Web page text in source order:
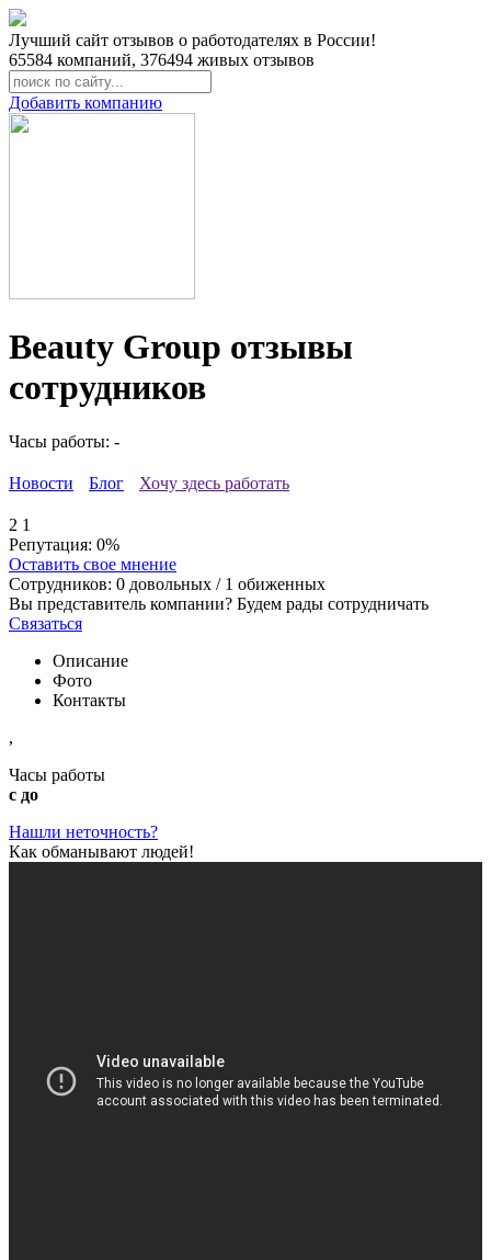
Лучший сайт отзывов о работодателях в России!
65584 компаний, 376494 живых отзывов
Добавить компанию
Beauty Group отзывы
сотрудников
Часы работы: -
Новости Блог Хочу здесь работать
2 1
Репутация: 0%
Оставить свое мнение
Сотрудников: 0 довольных / 1 обиженных
Вы представитель компании? Будем рады сотрудничать
Связаться
Описание
Фото
Контакты
,
Часы работы
с до
Нашли неточность?
Как обманывают людей!